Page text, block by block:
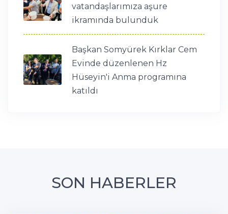
vatandaşlarımıza aşure
ikramında bulunduk
Başkan Somyürek Kırklar Cem
Evinde düzenlenen Hz
Hüseyin'i Anma programına
katıldı
SON HABERLER